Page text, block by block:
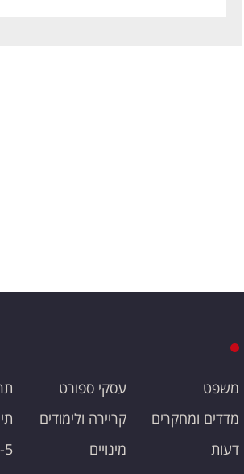
משפט
מדדים ומחקרים
דעות
עסקי ספורט
קריירה ולימודים
מינויים
5